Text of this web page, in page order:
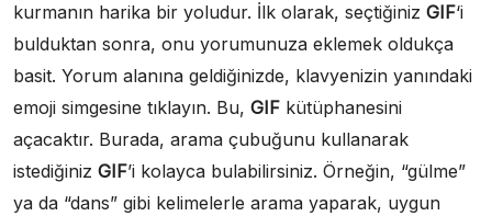
kurmanın harika bir yoludur. İlk olarak, seçtiğiniz GIF‘i
bulduktan sonra, onu yorumunuza eklemek oldukça
basit. Yorum alanına geldiğinizde, klavyenizin yanındaki
emoji simgesine tıklayın. Bu, GIF kütüphanesini
açacaktır. Burada, arama çubuğunu kullanarak
istediğiniz GIF’i kolayca bulabilirsiniz. Örneğin, “gülme”
ya da “dans” gibi kelimelerle arama yaparak, uygun